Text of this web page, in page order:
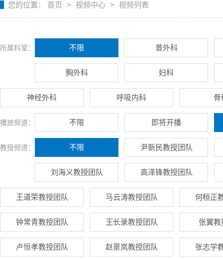
您的位置： 首页 > 视频中心 > 视频列表
所属科室： 不限 普外科
胸外科 妇科
神经外科 呼吸内科 骨
播放频道： 不限 即将开播
教授频道： 不限 尹新民教授团队
刘海义教授团队 高泽锋教授团队
王道荣教授团队 马云涛教授团队 何桓正
钟常青教授团队 王长录教授团队 张翼
卢恒孝教授团队 赵景岚教授团队 张志学